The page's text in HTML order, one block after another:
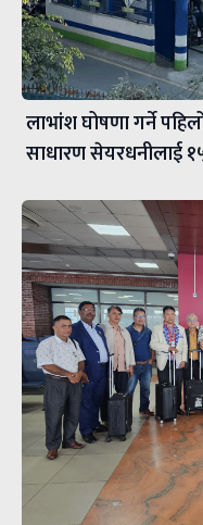
लाभांश घोषणा गर्ने
साधारण सेयरधनीलाई